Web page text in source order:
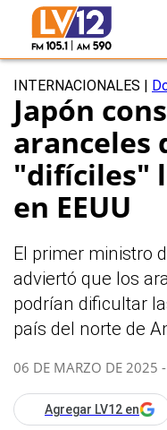
INTERNACIONALES
Japón
aranceles
"difíciles"
en EEUU
El primer ministro
adviertó que los
podrían dificultar
país del norte de
06 DE MARZO DE 2025
Agregar LV12 en